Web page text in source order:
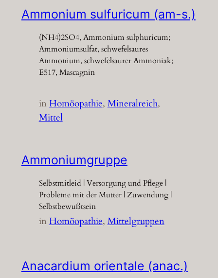
Ammonium sulfuricum (am-s.)
(NH4)2SO4, Ammonium sulphuricum;
Ammoniumsulfat, schwefelsaures
Ammonium, schwefelsaurer Ammoniak;
E517, Mascagnin
inHomöopathie, Mineralreich
Mittel
Ammoniumgruppe
Selbstmitleid | Versorgung und Pflege |
Probleme mit der Mutter | Zuwendung |
Selbstbewußtsein
inHomöopathie, Mittelgruppen
Anacardium orientale (anac.)